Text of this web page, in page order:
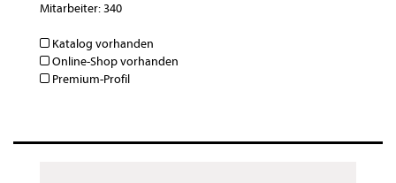
Mitarbeiter: 340
Katalog vorhanden
Online-Shop vorhanden
Premium-Profil